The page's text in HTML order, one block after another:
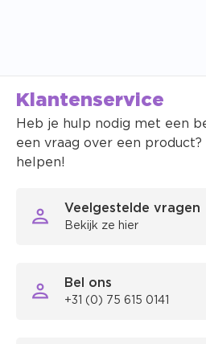
Klantenservice
Heb je hulp nodig met een
een vraag over een
helpen!
Veelgestelde vragen
Bekijk ze hier
Bel ons
+31 (0) 75 615 0141